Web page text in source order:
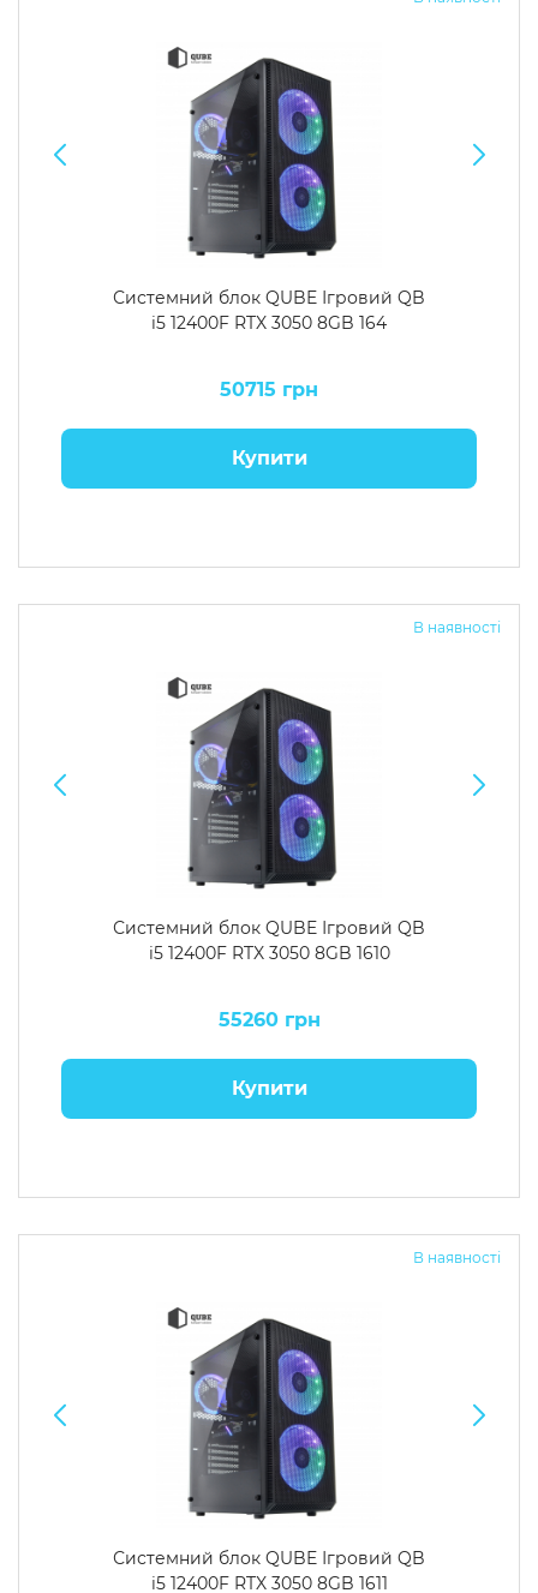
Системний блок QUBE Ігровий QB
i5 12400F RTX 3050 8GB 164
50715 грн
Купити
В наявності
Системний блок QUBE Ігровий QB
i5 12400F RTX 3050 8GB 1610
55260 грн
Купити
В наявності
Системний блок QUBE Ігровий QB
i5 12400F RTX 3050 8GB 1611